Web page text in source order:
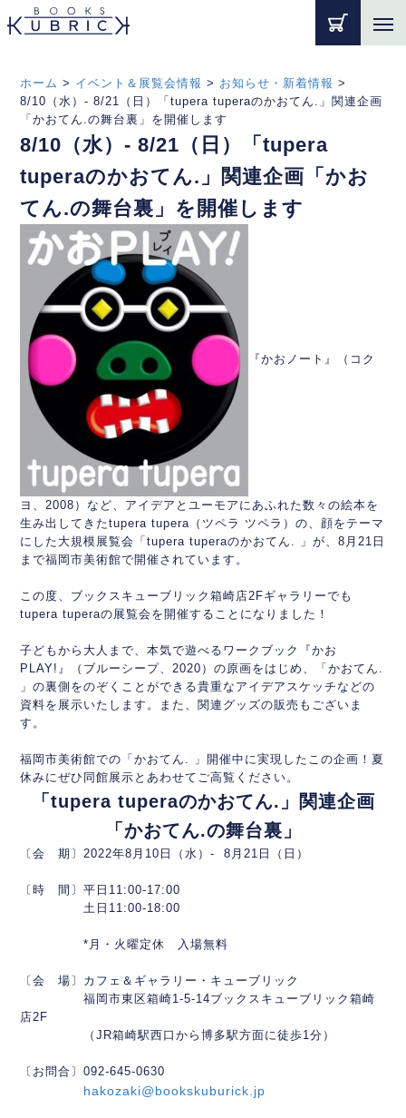
ホーム > イベント＆展覧会情報 > お知らせ・新着情報 >
8/10（水）- 8/21（日）「tupera tuperaのかおてん.」関連企画
「かおてん.の舞台裏」を開催します
8/10（水）- 8/21（日）「tupera
tuperaのかおてん.」関連企画「かお
てん.の舞台裏」を開催します
『かおノート』（コク
ヨ、2008）など、アイデアとユーモアにあふれた数々の絵本を
生み出してきたtupera tupera（ツペラ ツペラ）の、顔をテーマ
にした大規模展覧会「tupera tuperaのかおてん. 」が、8月21日
まで福岡市美術館で開催されています。
この度、ブックスキューブリック箱崎店2Fギャラリーでも
tupera tuperaの展覧会を開催することになりました！
子どもから大人まで、本気で遊べるワークブック『かお
PLAY!』（ブルーシープ、2020）の原画をはじめ、「かおてん.
」の裏側をのぞくことができる貴重なアイデアスケッチなどの
資料を展示いたします。また、関連グッズの販売もございま
す。
福岡市美術館での「かおてん. 」開催中に実現したこの企画！夏
休みにぜひ同館展示とあわせてご高覧ください。
「tupera tuperaのかおてん.」関連企画
「かおてん.の舞台裏」
〔会 期〕2022年8月10日（水）- 8月21日（日）
〔時 間〕平日11:00‐17:00
土日11:00‐18:00
*月・火曜定休 入場無料
〔会 場〕カフェ＆ギャラリー・キューブリック
福岡市東区箱崎1-5-14ブックスキューブリック箱崎
店2F
（JR箱崎駅西口から博多駅方面に徒歩1分）
〔お問合〕092-645-0630
hakozaki@bookskuburick.jp